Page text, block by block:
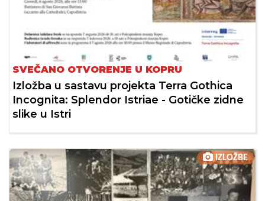
SVEČANO OTVORENJE U KOPRU
Izložba u sastavu projekta Terra Gothica
Incognita: Splendor Istriae - Gotičke zidne
slike u Istri
IZLOŽBE